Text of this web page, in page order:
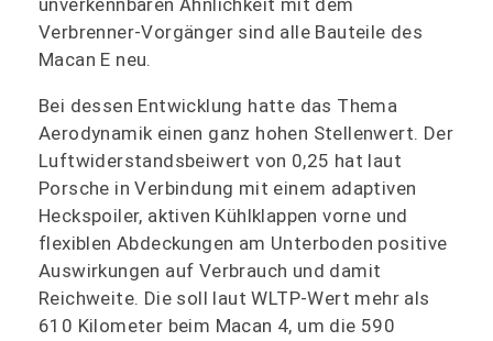
unverkennbaren Ähnlichkeit mit dem
Verbrenner-Vorgänger sind alle Bauteile des
Macan E neu.
Bei dessen Entwicklung hatte das Thema
Aerodynamik einen ganz hohen Stellenwert. Der
Luftwiderstandsbeiwert von 0,25 hat laut
Porsche in Verbindung mit einem adaptiven
Heckspoiler, aktiven Kühlklappen vorne und
flexiblen Abdeckungen am Unterboden positive
Auswirkungen auf Verbrauch und damit
Reichweite. Die soll laut WLTP-Wert mehr als
610 Kilometer beim Macan 4, um die 590